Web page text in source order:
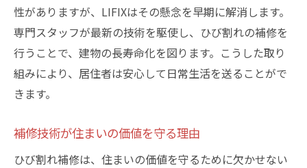
性がありますが、LIFIXはその懸念を早期に解消します。
専門スタッフが最新の技術を駆使し、ひび割れの補修を
行うことで、建物の長寿命化を図ります。こうした取り
組みにより、居住者は安心して日常生活を送ることがで
きます。
補修技術が住まいの価値を守る理由
ひび割れ補修は、住まいの価値を守るために欠かせない